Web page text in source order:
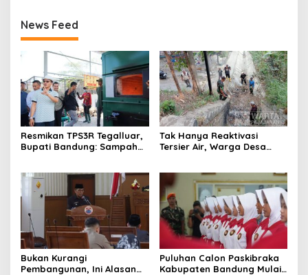
News Feed
Resmikan TPS3R Tegalluar,
Bupati Bandung: Sampah
Tak Hanya Reaktivasi
Tersier Air, Warga Desa
Bukan Kurangi
Pembangunan, Ini Alasan
Puluhan Calon Paskibraka
Kabupaten Bandung Mulai